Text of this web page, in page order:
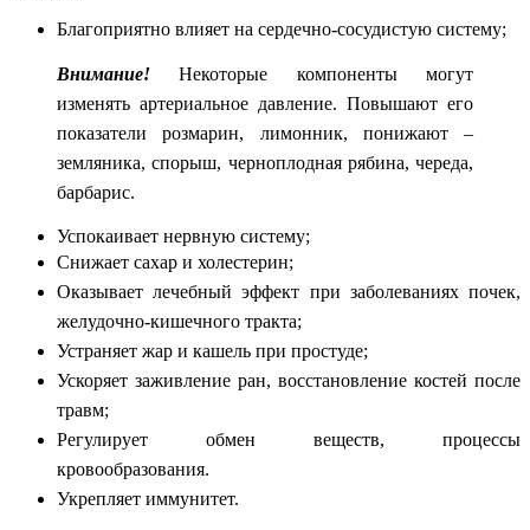
Благоприятно влияет на сердечно-сосудистую систему;
Внимание! Некоторые компоненты могут
изменять артериальное давление. Повышают его
показатели розмарин, лимонник, понижают –
земляника, спорыш, черноплодная рябина, череда,
барбарис.
Успокаивает нервную систему;
Снижает сахар и холестерин;
Оказывает лечебный эффект при заболеваниях почек,
желудочно-кишечного тракта;
Устраняет жар и кашель при простуде;
Ускоряет заживление ран, восстановление костей после
травм;
Регулирует обмен веществ, процессы
кровообразования.
Укрепляет иммунитет.